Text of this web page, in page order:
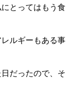
とってはもう食
ルギーもある事
だったので、そ